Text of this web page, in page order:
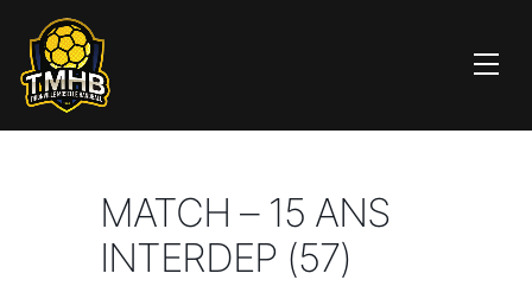
MATCH – 15 ANS
INTERDEP (57)